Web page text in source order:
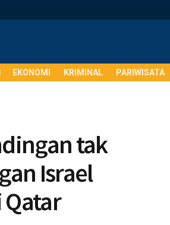
EKONOMI KRIMINAL PARIWISATA
tak
Israel